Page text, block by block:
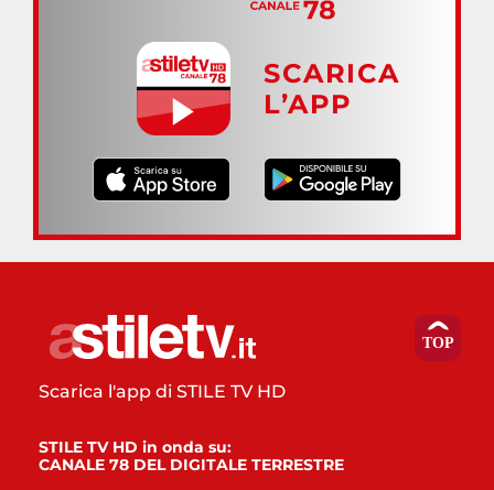
SCARICA
L’APP
Scarica l'app di STILE TV HD
STILE TV HD in onda su:
CANALE 78 DEL DIGITALE TERRESTRE